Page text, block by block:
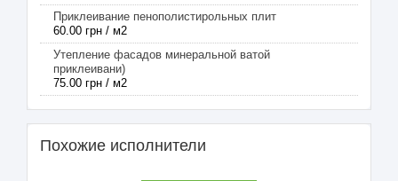
Приклеивание пенополистирольных плит
60.00 грн / м2
Утепление фасадов минеральной ватой
приклеивани)
75.00 грн / м2
Похожие исполнители